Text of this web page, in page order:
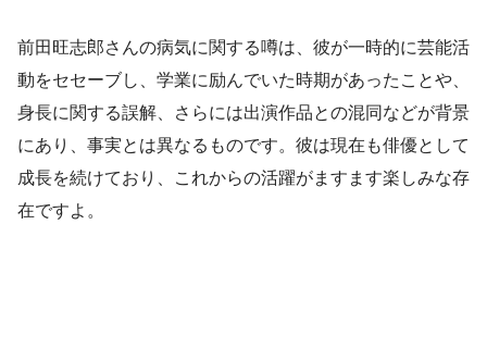
前田旺志郎さんの病気に関する噂は、彼が一時的に芸能活
動をセセーブし、学業に励んでいた時期があったことや、
身長に関する誤解、さらには出演作品との混同などが背景
にあり、事実とは異なるものです。彼は現在も俳優として
成長を続けており、これからの活躍がますます楽しみな存
在ですよ。